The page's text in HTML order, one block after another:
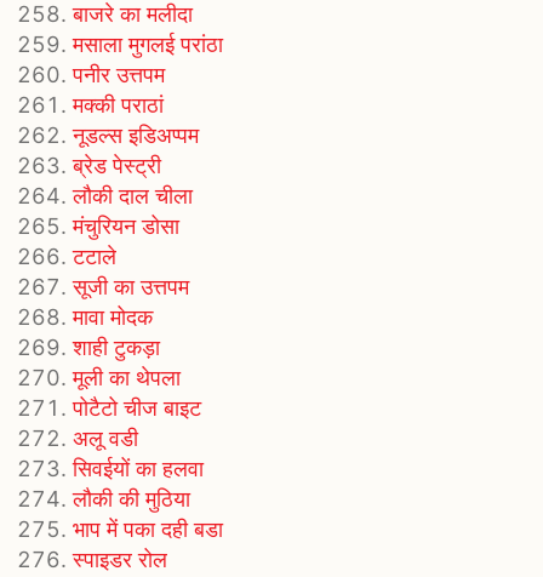
बाजरे का मलीदा
मसाला मुगलई परांठा
पनीर उत्तपम
मक्की पराठां
नूडल्स इडिअप्पम
ब्रेड पेस्ट्री
लौकी दाल चीला
मंचुरियन डोसा
टटाले
सूजी का उत्तपम
मावा मोदक
शाही टुकड़ा
मूली का थेपला
पोटैटो चीज बाइट
अलू वडी
सिवईयों का हलवा
लौकी की मुठिया
भाप में पका दही बडा
स्पाइडर रोल